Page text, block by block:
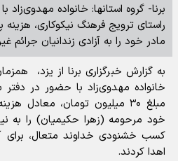
برنا- گروه استانها: خانواده مهدوی‌زاد
راستای ترویج فرهنگ نیکوکاری،
مادر خود را به آزادی زندانیان
به گزارش خبرگزاری برنا از یزد،
خانواده مهدوی‌زاد با حضور در
مبلغ ۳۰ میلیون تومان، معادل
خود مرحومه (زهرا حکیمیان) را
کسب خشنودی خداوند متعال، برای
اهدا کردند.